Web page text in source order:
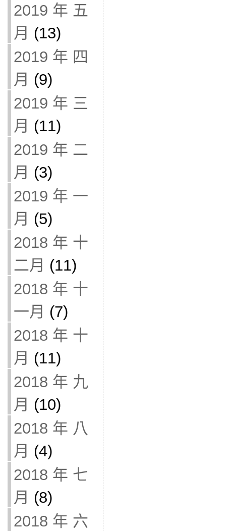
2019 年 五
月 (13)
2019 年 四
月 (9)
2019 年 三
月 (11)
2019 年 二
月 (3)
2019 年 一
月 (5)
2018 年 十
二月 (11)
2018 年 十
一月 (7)
2018 年 十
月 (11)
2018 年 九
月 (10)
2018 年 八
月 (4)
2018 年 七
月 (8)
2018 年 六